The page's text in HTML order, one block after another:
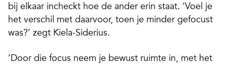
bij elkaar incheckt hoe de ander erin staat. ‘Voel je
het verschil met daarvoor, toen je minder gefocust
was?’ zegt Kiela-Siderius.
‘Door die focus neem je bewust ruimte in, met het